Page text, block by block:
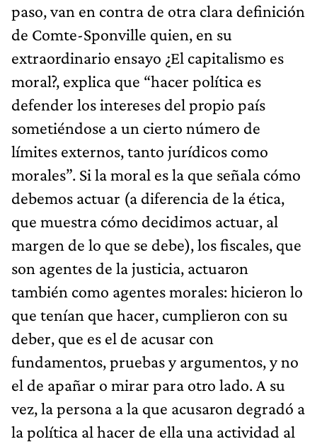
paso, van en contra de otra clara definición
de Comte-Sponville quien, en su
extraordinario ensayo ¿El capitalismo es
moral?, explica que “hacer política es
defender los intereses del propio país
sometiéndose a un cierto número de
límites externos, tanto jurídicos como
morales”. Si la moral es la que señala cómo
debemos actuar (a diferencia de la ética,
que muestra cómo decidimos actuar, al
margen de lo que se debe), los fiscales, que
son agentes de la justicia, actuaron
también como agentes morales: hicieron lo
que tenían que hacer, cumplieron con su
deber, que es el de acusar con
fundamentos, pruebas y argumentos, y no
el de apañar o mirar para otro lado. A su
vez, la persona a la que acusaron degradó a
la política al hacer de ella una actividad al